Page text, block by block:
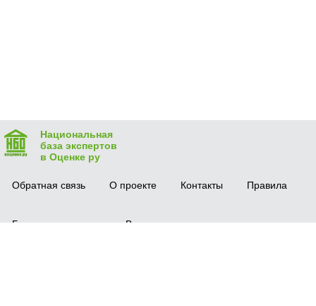
Национальная
база экспертов
в Оценке ру
Обратная связь О проекте Контакты Правила
Безопасная сделка Вопрос-ответ